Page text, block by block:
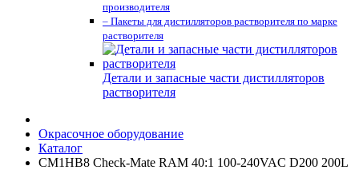
производителя
– Пакеты для дистилляторов растворителя по марке
растворителя
Детали и запасные части дистилляторов
растворителя
Окрасочное оборудование
Каталог
CM1HB8 Check-Mate RAM 40:1 100-240VAC D200 200L